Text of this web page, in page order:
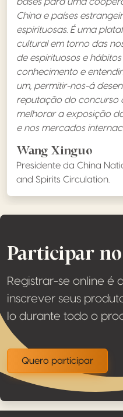
bases para uma
China e países
espirituosas. É uma
cultural em torno das
de espirituosos e
conhecimento e
um, permitir-nos-á
reputação do concurso
melhorar a exposição
e nos mercados
Wang Xinguo
Presidente da China
and Spirits Circulation.
Participar
Registrar-se online é
inscrever seus
lo durante todo o
Quero participar